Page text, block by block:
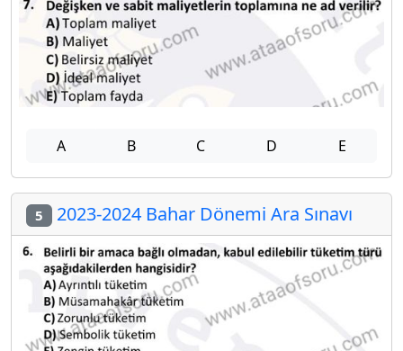
A B C D E
5 2023-2024 Bahar Dönemi Ara Sınavı